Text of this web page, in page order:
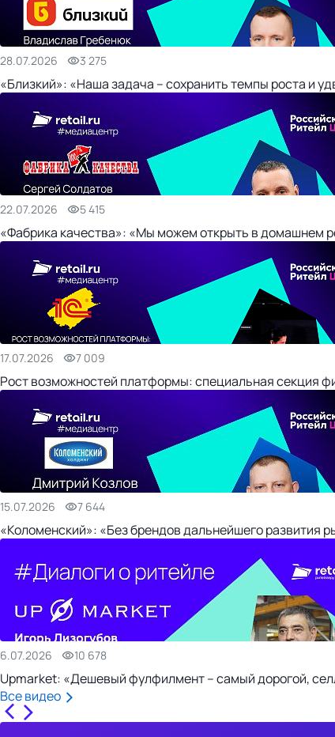
28.07.2026 3 275
«Близкий»: «Наша задача – сохранить темпы роста и
22.07.2026 5 415
«Фабрика качества»: «Мы можем открыть в домашнем
17.07.2026 7 009
Рост возможностей платформы: специальная секция
15.07.2026 7 644
«Коломенский»: «Без брендов дальнейшего развития
6.07.2026 10 678
Upmarket: «Дешевый фулфилмент – самый дорогой,
Все видео